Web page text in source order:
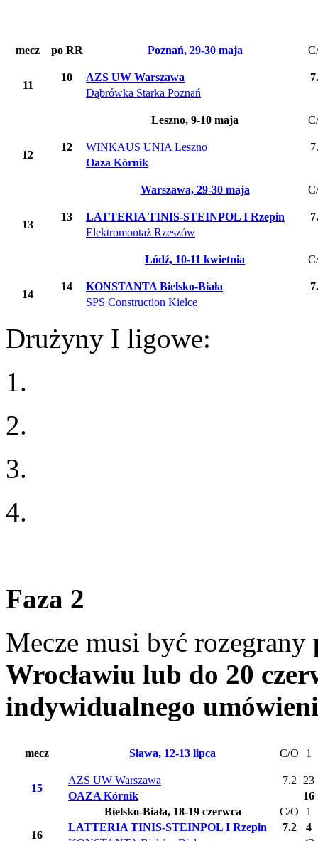
mecz po RR Poznań, 29-30 maja
11
10 AZS UW Warszawa
Dąbrówka Starka Poznań
Leszno, 9-10 maja
12
12 WINKAUS UNIA Leszno
Oaza Kórnik
Warszawa, 29-30 maja
13
13 LATTERIA TINIS-STEINPOL I Rzepin
Elektromontaż Rzeszów
Łódź, 10-11 kwietnia
14
14 KONSTANTA Bielsko-Biała
SPS Construction Kielce
Drużyny I ligowe:
1.
2.
3.
4.
Faza 2
Mecze musi być rozegrany
Wrocławiu lub do 20
indywidualnego
mecz Sława, 12-13 lipca C/O 1
15
AZS UW Warszawa 7.2
23
OAZA Kórnik
16
Bielsko-Biała, 18-19 czerwca
C/O
1
16
LATTERIA TINIS-STEINPOL I Rzepin 7.2
4